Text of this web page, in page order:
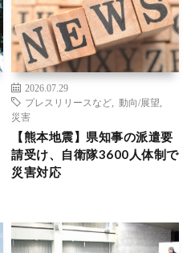
2026.07.29
プレスリリースなど
動向/展望
災害
【熊本地震】県知事の派遣要
請受け、自衛隊3600人体制で
災害対応